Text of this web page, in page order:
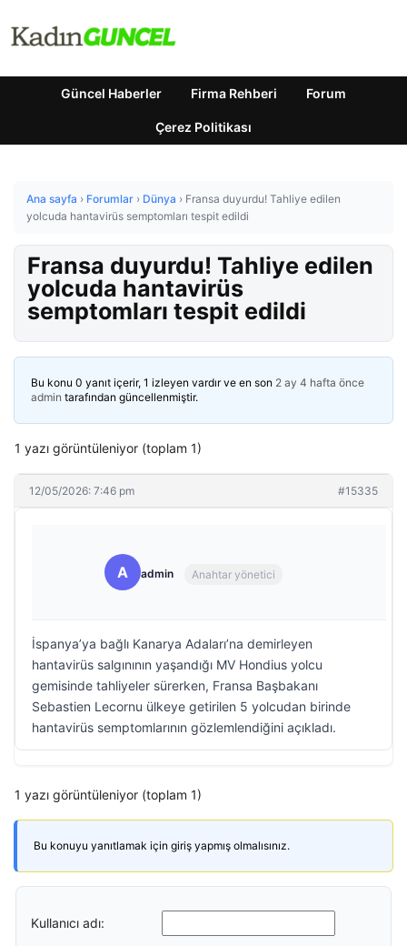
Güncel Haberler Firma Rehberi Forum
Çerez Politikası
Ana sayfa › Forumlar › Dünya › Fransa duyurdu! Tahliye edilen
yolcuda hantavirüs semptomları tespit edildi
Fransa duyurdu! Tahliye edilen
yolcuda hantavirüs
semptomları tespit edildi
Bu konu 0 yanıt içerir, 1 izleyen vardır ve en son 2 ay 4 hafta önce
admin tarafından güncellenmiştir.
1 yazı görüntüleniyor (toplam 1)
12/05/2026: 7:46 pm #15335
A admin Anahtar yönetici
İspanya’ya bağlı Kanarya Adaları’na demirleyen
hantavirüs salgınının yaşandığı MV Hondius yolcu
gemisinde tahliyeler sürerken, Fransa Başbakanı
Sebastien Lecornu ülkeye getirilen 5 yolcudan birinde
hantavirüs semptomlarının gözlemlendiğini açıkladı.
1 yazı görüntüleniyor (toplam 1)
Bu konuyu yanıtlamak için giriş yapmış olmalısınız.
Kullanıcı adı: